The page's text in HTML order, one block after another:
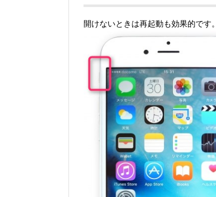
開けないときは再起動も効果的です。